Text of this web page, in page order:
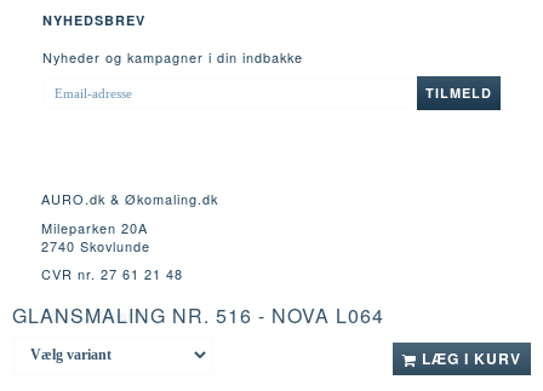
NYHEDSBREV
Nyheder og kampagner i din indbakke
ADRESSE
TILMELD
AURO.dk & Økomaling.dk
Mileparken 20A
2740 Skovlunde
CVR nr. 27 61 21 48
Fortrydelsesret
GLANSMALING NR. 516 - NOVA L064
LÆG I KURV